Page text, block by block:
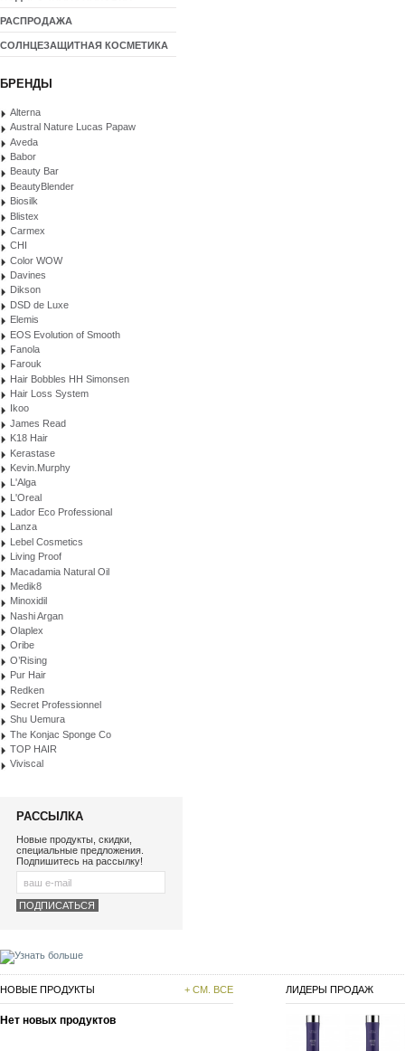
РАСПРОДАЖА
СОЛНЦЕЗАЩИТНАЯ КОСМЕТИКА
БРЕНДЫ
Alterna
Austral Nature Lucas Papaw
Aveda
Babor
Beauty Bar
BeautyBlender
Biosilk
Blistex
Carmex
CHI
Color WOW
Davines
Dikson
DSD de Luxe
Elemis
EOS Evolution of Smooth
Fanola
Farouk
Hair Bobbles HH Simonsen
Hair Loss System
Ikoo
James Read
K18 Hair
Kerastase
Kevin.Murphy
L'Alga
L'Oreal
Lador Eco Professional
Lanza
Lebel Cosmetics
Living Proof
Macadamia Natural Oil
Medik8
Minoxidil
Nashi Argan
Olaplex
Oribe
O’Rising
Pur Hair
Redken
Secret Professionnel
Shu Uemura
The Konjac Sponge Co
TOP HAIR
Viviscal
РАССЫЛКА
Новые продукты, скидки,
специальные предложения.
Подпишитесь на рассылку!
НОВЫЕ ПРОДУКТЫ + СМ. ВСЕ
Нет новых продуктов
ЛИДЕРЫ ПРОДАЖ